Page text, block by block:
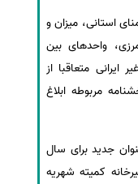
استانی، میزان و
واحدهای بین
متعاقبا از
مربوطه ابلاغ
جدید برای سال
کمیته شهریه